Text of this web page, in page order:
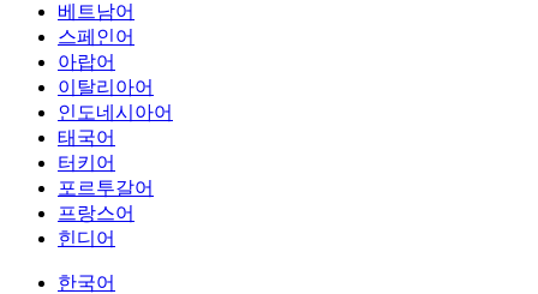
베트남어
스페인어
아랍어
이탈리아어
인도네시아어
태국어
터키어
포르투갈어
프랑스어
힌디어
한국어